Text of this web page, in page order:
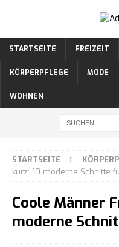
STARTSEITE FREIZEIT
KÖRPERPFLEGE MODE
WOHNEN
STARTSEITE
kurz: 10 moderne Schnitte
Coole Männer
moderne